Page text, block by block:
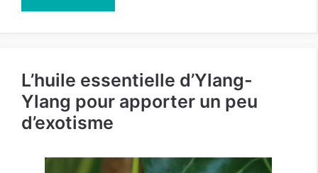
L’huile essentielle d’Ylang-
Ylang pour apporter un peu
d’exotisme